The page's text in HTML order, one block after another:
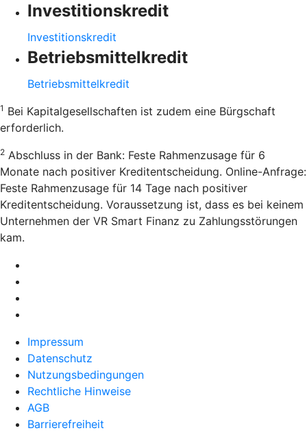
Investitionskredit
Investitionskredit
Betriebsmittelkredit
Betriebsmittelkredit
1 Bei Kapitalgesellschaften ist zudem eine Bürgschaft
erforderlich.
2 Abschluss in der Bank: Feste Rahmenzusage für 6
Monate nach positiver Kreditentscheidung. Online-Anfrage:
Feste Rahmenzusage für 14 Tage nach positiver
Kreditentscheidung. Voraussetzung ist, dass es bei keinem
Unternehmen der VR Smart Finanz zu Zahlungsstörungen
kam.
Impressum
Datenschutz
Nutzungsbedingungen
Rechtliche Hinweise
AGB
Barrierefreiheit